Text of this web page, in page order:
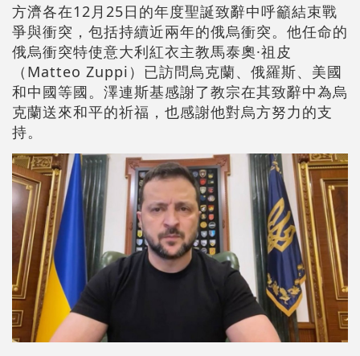
方濟各在12月25日的年度聖誕致辭中呼籲結束戰
爭與衝突，包括持續近兩年的俄烏衝突。他任命的
俄烏衝突特使意大利紅衣主教馬泰奧·祖皮
（Matteo Zuppi）已訪問烏克蘭、俄羅斯、美國
和中國等國。澤連斯基感謝了教宗在其致辭中為烏
克蘭送來和平的祈福，也感謝他對烏方努力的支
持。